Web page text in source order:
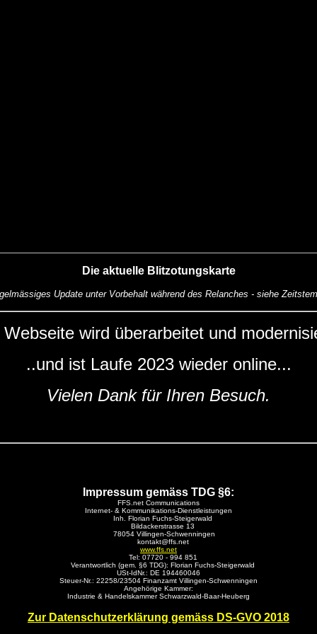
Die aktuelle Blitzotungskarte
Update unter Vorbehalt während des Relanches - siehe
Webseite wird überarbeitet und
..und ist Laufe 2023 wieder online...
Vielen Dank für Ihren Besuch.
Impressum gemäss TDG §6:
FFS.net Communications
Internet- & Kommunikations-Dienstleistungen
Inh. Florian Fuchs-Steigerwald
Bildackerstrasse 13
78054 Villingen-Schwenningen
kontakt@ffs.net
www.ffs.net
Tel: 07720 - 994 851
Verantwortlich (gem. §6 TDG): Florian Fuchs-Steigerwald
USt-IdNr.: DE 194460046
Steuer-Nr.: 22258/23504 Finanzamt Villingen-Schwenningen
Angehörige Kammer:
Industrie & Handelskammer Schwarzwald-Baar-Heuberg
Zur Datenschutzerklärung gemäss DS-GVO 2018